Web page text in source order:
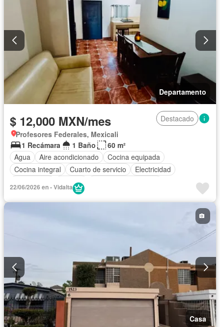
Departamento
$ 12,000 MXN/mes
Destacado
Profesores Federales, Mexicali
1 Recámara
1 Baño
60 m²
Agua
Aire acondicionado
Cocina equipada
Cocina integral
Cuarto de servicio
Electricidad
Internet
Televisión por cable
22/06/2026 en - Vidalta
Casa